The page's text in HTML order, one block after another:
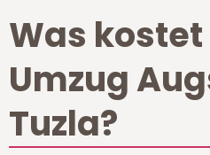
Was
Umzug
Tuzla?